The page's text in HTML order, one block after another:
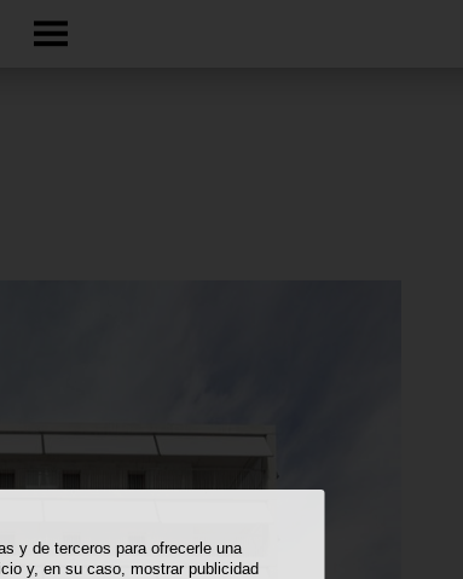
y de terceros para ofrecerle una
y, en su caso, mostrar publicidad